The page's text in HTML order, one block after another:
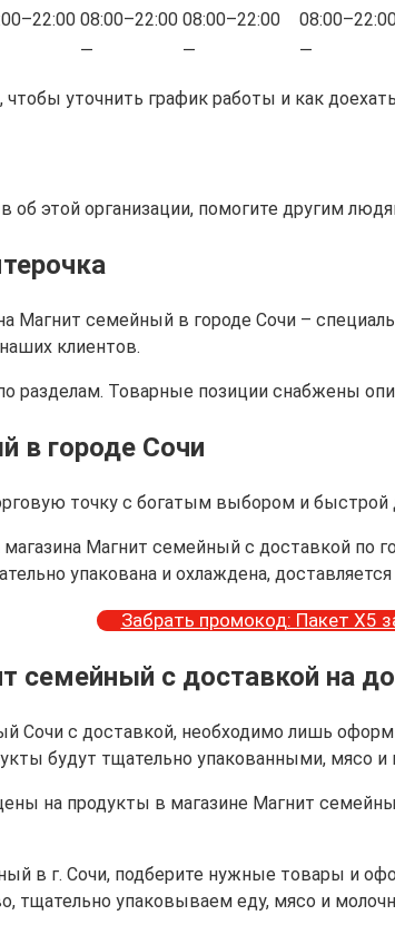
08:00–22:00 08:00–22:00
— — —
уточнить график работы и как
об этой организации, помогите другим
Магнит семейный в городе Сочи –
клиентов.
разделам. Товарные позиции снабжены
в городе Сочи
точку с богатым выбором и быстрой
магазина Магнит семейный с доставкой
упакована и охлаждена,
Забрать промокод: Пакет Х5
семейный с доставкой на
с доставкой, необходимо лишь
будут тщательно упакованными,
на продукты в магазине Магнит
в г. Сочи, подберите нужные товары и
тщательно упаковываем еду, мясо и